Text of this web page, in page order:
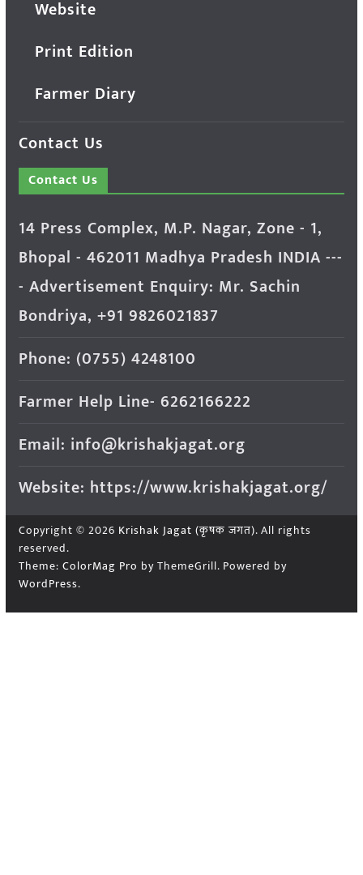
Website
Print Edition
Farmer Diary
Contact Us
Contact Us
14 Press Complex, M.P. Nagar, Zone - 1,
Bhopal - 462011 Madhya Pradesh INDIA ---
- Advertisement Enquiry: Mr. Sachin
Bondriya, +91 9826021837
Phone: (0755) 4248100
Farmer Help Line- 6262166222
Email: info@krishakjagat.org
Website: https://www.krishakjagat.org/
Copyright © 2026 Krishak Jagat (कृषक जगत). All rights
reserved.
Theme: ColorMag Pro by ThemeGrill. Powered by
WordPress.